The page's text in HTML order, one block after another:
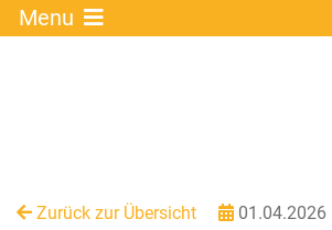
Menu
Zurück zur Übersicht 01.04.2026